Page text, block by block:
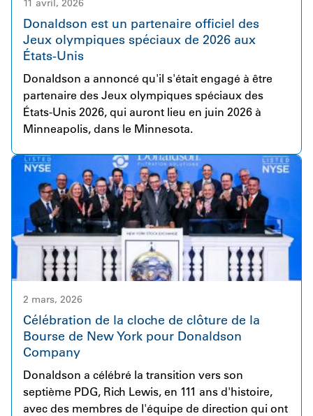
commune : fournir des produits de filtration
innovants et de haute qualité, soutenus par un
service d’excellence. Cette acquisition représente
croissance de la division Industrial Solutions de
Donaldson. Le portefeuille de produits étendu et
complémentaire de Facet s'intègre naturellement à
l'offre existante de Donaldson, créant de solides
opportunités de collaboration, d'innovation et de
valeur à long terme pour nos clients.
Donaldson est un partenaire officiel des
Jeux olympiques spéciaux de 2026 aux
États-Unis
Donaldson a annoncé qu'il s'était engagé à être
partenaire des Jeux olympiques spéciaux des
États-Unis 2026, qui auront lieu en juin 2026 à
Minneapolis, dans le Minnesota.
2 mars, 2026
Célébration de la cloche de clôture de la
Bourse de New York pour Donaldson
Company
Donaldson a célébré la transition vers son
septième PDG, Rich Lewis, en 111 ans d'histoire,
avec des membres de l'équipe de direction qui ont